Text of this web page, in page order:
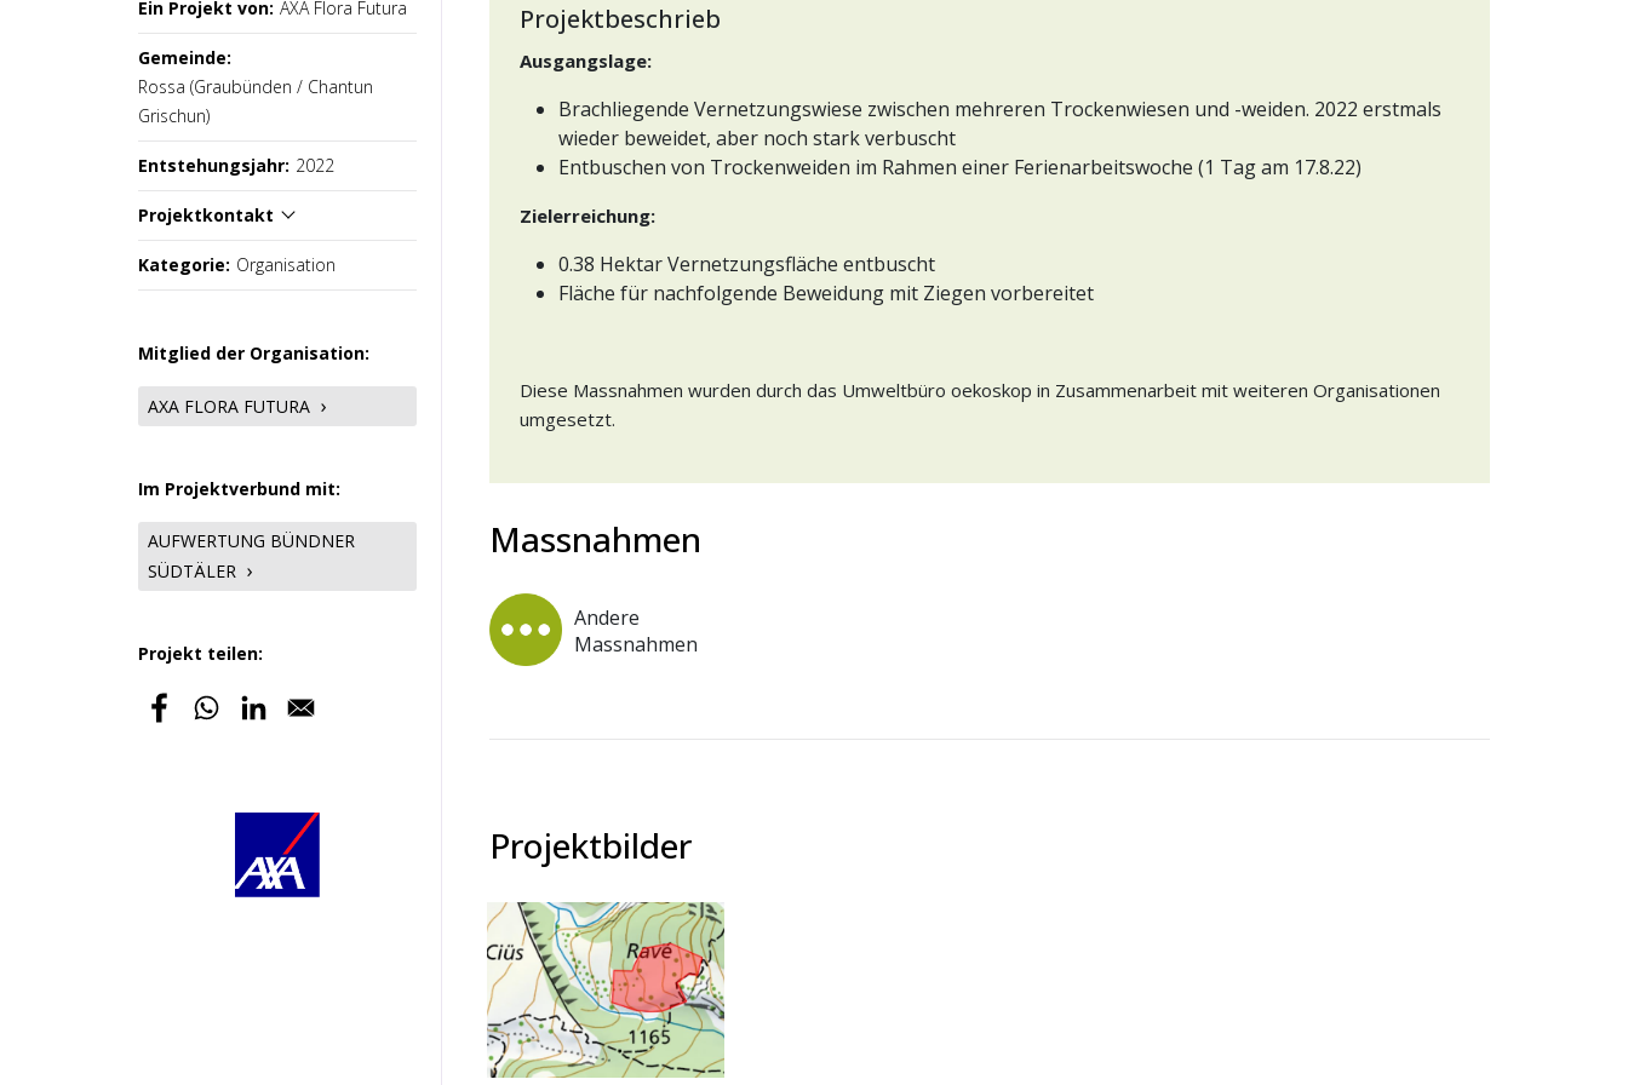
Ein Projekt von: AXA Flora Futura
Gemeinde:
Rossa (Graubünden / Chantun
Grischun)
Entstehungsjahr: 2022
Projektkontakt
Kategorie: Organisation
Mitglied der Organisation:
AXA FLORA FUTURA
Im Projektverbund mit:
AUFWERTUNG BÜNDNER
SÜDTÄLER
Projekt teilen:
Projektbeschrieb
Ausgangslage:
Brachliegende Vernetzungswiese zwischen mehreren Trockenwiesen und -weiden. 2022 erstmals
wieder beweidet, aber noch stark verbuscht
Entbuschen von Trockenweiden im Rahmen einer Ferienarbeitswoche (1 Tag am 17.8.22)
Zielerreichung:
0.38 Hektar Vernetzungsfläche entbuscht
Fläche für nachfolgende Beweidung mit Ziegen vorbereitet
Diese Massnahmen wurden durch das Umweltbüro oekoskop in Zusammenarbeit mit weiteren Organisationen
umgesetzt.
Massnahmen
Andere
Massnahmen
Projektbilder